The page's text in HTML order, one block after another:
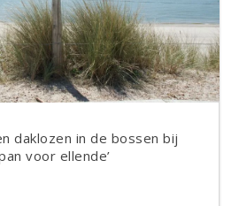
daklozen in de bossen bij
voor ellende’